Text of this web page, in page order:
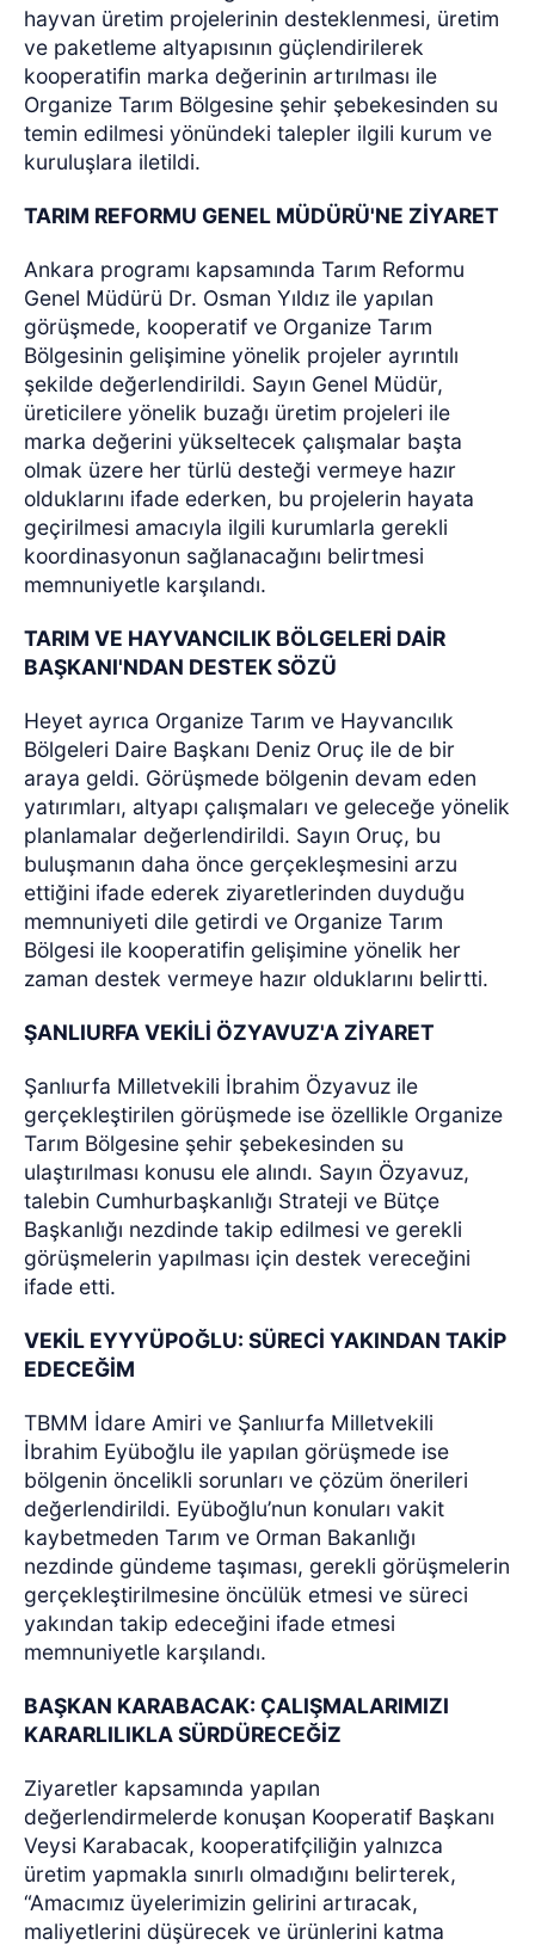
hayvan üretim projelerinin desteklenmesi, üretim
ve paketleme altyapısının güçlendirilerek
kooperatifin marka değerinin artırılması ile
Organize Tarım Bölgesine şehir şebekesinden su
temin edilmesi yönündeki talepler ilgili kurum ve
kuruluşlara iletildi.
TARIM REFORMU GENEL MÜDÜRÜ'NE ZİYARET
Ankara programı kapsamında Tarım Reformu
Genel Müdürü Dr. Osman Yıldız ile yapılan
görüşmede, kooperatif ve Organize Tarım
Bölgesinin gelişimine yönelik projeler ayrıntılı
şekilde değerlendirildi. Sayın Genel Müdür,
üreticilere yönelik buzağı üretim projeleri ile
marka değerini yükseltecek çalışmalar başta
olmak üzere her türlü desteği vermeye hazır
olduklarını ifade ederken, bu projelerin hayata
geçirilmesi amacıyla ilgili kurumlarla gerekli
koordinasyonun sağlanacağını belirtmesi
memnuniyetle karşılandı.
TARIM VE HAYVANCILIK BÖLGELERİ DAİR
BAŞKANI'NDAN DESTEK SÖZÜ
Heyet ayrıca Organize Tarım ve Hayvancılık
Bölgeleri Daire Başkanı Deniz Oruç ile de bir
araya geldi. Görüşmede bölgenin devam eden
yatırımları, altyapı çalışmaları ve geleceğe yönelik
planlamalar değerlendirildi. Sayın Oruç, bu
buluşmanın daha önce gerçekleşmesini arzu
ettiğini ifade ederek ziyaretlerinden duyduğu
memnuniyeti dile getirdi ve Organize Tarım
Bölgesi ile kooperatifin gelişimine yönelik her
zaman destek vermeye hazır olduklarını belirtti.
ŞANLIURFA VEKİLİ ÖZYAVUZ'A ZİYARET
Şanlıurfa Milletvekili İbrahim Özyavuz ile
gerçekleştirilen görüşmede ise özellikle Organize
Tarım Bölgesine şehir şebekesinden su
ulaştırılması konusu ele alındı. Sayın Özyavuz,
talebin Cumhurbaşkanlığı Strateji ve Bütçe
Başkanlığı nezdinde takip edilmesi ve gerekli
görüşmelerin yapılması için destek vereceğini
ifade etti.
VEKİL EYYYÜPOĞLU: SÜRECİ YAKINDAN TAKİP
EDECEĞİM
TBMM İdare Amiri ve Şanlıurfa Milletvekili
İbrahim Eyüboğlu ile yapılan görüşmede ise
bölgenin öncelikli sorunları ve çözüm önerileri
değerlendirildi. Eyüboğlu’nun konuları vakit
kaybetmeden Tarım ve Orman Bakanlığı
nezdinde gündeme taşıması, gerekli görüşmelerin
gerçekleştirilmesine öncülük etmesi ve süreci
yakından takip edeceğini ifade etmesi
memnuniyetle karşılandı.
BAŞKAN KARABACAK: ÇALIŞMALARIMIZI
KARARLILIKLA SÜRDÜRECEĞİZ
Ziyaretler kapsamında yapılan
değerlendirmelerde konuşan Kooperatif Başkanı
Veysi Karabacak, kooperatifçiliğin yalnızca
üretim yapmakla sınırlı olmadığını belirterek,
“Amacımız üyelerimizin gelirini artıracak,
maliyetlerini düşürecek ve ürünlerini katma